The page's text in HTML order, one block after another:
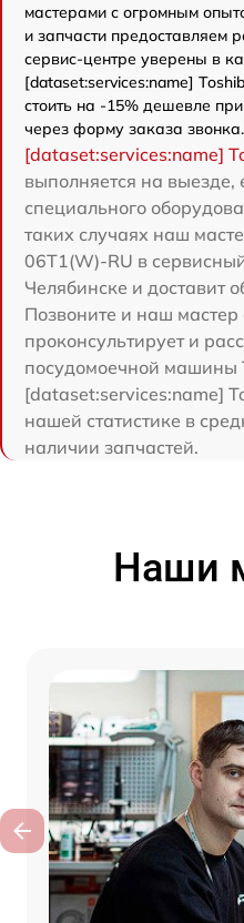
мастерами с огромным
и запчасти
сервис-центре уверены в
[dataset:services:name]
стоить на -15% дешевле
через форму заказа звонка.
[dataset:services:name]
выполняется на выезде,
специального
таких случаях наш
06T1(W)-RU в
Челябинске и доставит
Позвоните и наш мастер
проконсультирует и
посудомоечной машины
[dataset:services:name]
нашей статистике в
наличии запчастей.
Наши